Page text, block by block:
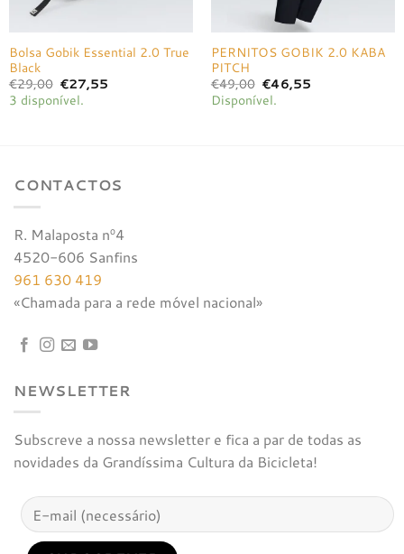
Bolsa Gobik Essential 2.0 True
Black
€29,00 O
preço
original
€27,55O
3 disponível.
PERNITOS GOBIK 2.0 KABA
PITCH
€49,00 O
preço
original
€46,55O
Disponível.
CONTACTOS
R. Malaposta nº4
4520-606 Sanfins
961 630 419
«Chamada para a rede móvel nacional»
NEWSLETTER
Subscreve a nossa newsletter e fica a par de todas as
novidades da Grandíssima Cultura da Bicicleta!